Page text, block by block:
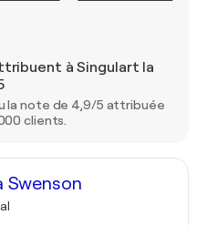
à Singulart la
la note de 4,9/5 attribuée
clients.
Swenson